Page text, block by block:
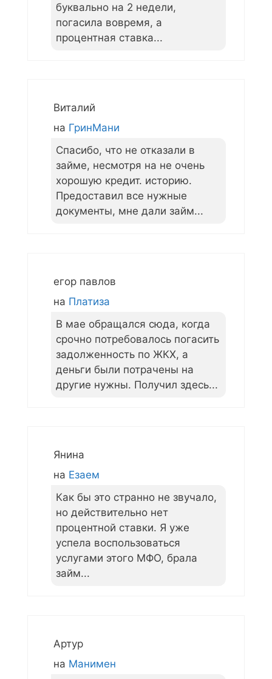
буквально на 2 недели,
погасила вовремя, а
процентная ставка...
Виталий
на ГринМани
Спасибо, что не отказали в
займе, несмотря на не очень
хорошую кредит. историю.
Предоставил все нужные
документы, мне дали займ...
егор павлов
на Платиза
В мае обращался сюда, когда
срочно потребовалось погасить
задолженность по ЖКХ, а
деньги были потрачены на
другие нужны. Получил здесь...
Янина
на Езаем
Как бы это странно не звучало,
но действительно нет
процентной ставки. Я уже
успела воспользоваться
услугами этого МФО, брала
займ...
Артур
на Манимен